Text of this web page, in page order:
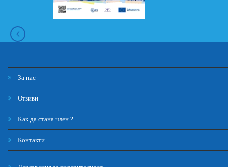
За нас
Отзиви
Как да стана член ?
Контакти